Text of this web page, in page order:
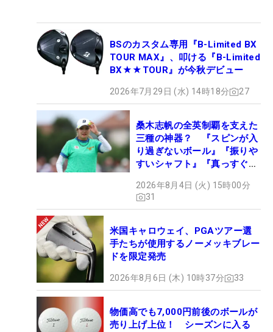
BSのカスタム専用『B-Limited BX
TOUR MAX』、叩ける『B-Limited
BX★★TOUR』が今秋デビュー
2026年7月29日 (水) 14時18分 27
桑木志帆の全英制覇を支えた
三種の神器？ 『スピンが入
り過ぎないボール』『振りや
すいシャフト』『真っすぐ飛
セッティング
2026年8月4日 (火) 15時00分
31
米国キャロウェイ、PGAツアー選
手たちが使用するノーメッキブレー
ドを限定発売
2026年8月6日 (木) 10時37分 33
物価高でも7,000円前後のボールが
売り上げ上位！ シーズンに入る